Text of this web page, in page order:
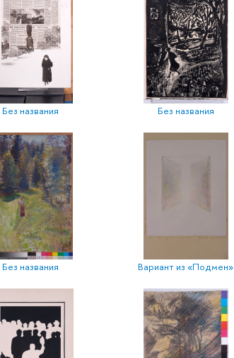
Без названия Без названия
Без названия Вариант из «Подмен»